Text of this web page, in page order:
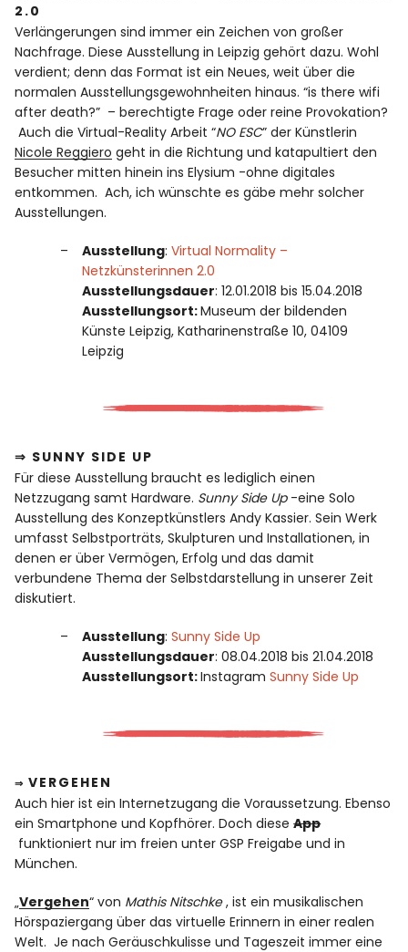
2.0
Verlängerungen sind immer ein Zeichen von großer
Nachfrage. Diese Ausstellung in Leipzig gehört dazu. Wohl
verdient; denn das Format ist ein Neues, weit über die
normalen Ausstellungsgewohnheiten hinaus. “is there wifi
after death?” – berechtigte Frage oder reine Provokation?
Auch die Virtual-Reality Arbeit “NO ESC” der Künstlerin
Nicole Reggiero geht in die Richtung und katapultiert den
Besucher mitten hinein ins Elysium -ohne digitales
entkommen. Ach, ich wünschte es gäbe mehr solcher
Ausstellungen.
Ausstellung:Virtual Normality –
Netzkünsterinnen 2.0
Ausstellungsdauer: 12.01.2018 bis 15.04.2018
Ausstellungsort:Museum der bildenden
Künste Leipzig, Katharinenstraße 10, 04109
Leipzig
⇒ SUNNY SIDE UP
Für diese Ausstellung braucht es lediglich einen
Netzzugang samt Hardware. Sunny Side Up-eine Solo
Ausstellung des Konzeptkünstlers Andy Kassier. Sein Werk
umfasst Selbstporträts, Skulpturen und Installationen, in
denen er über Vermögen, Erfolg und das damit
verbundene Thema der Selbstdarstellung in unserer Zeit
diskutiert.
Ausstellung:Sunny Side Up
Ausstellungsdauer: 08.04.2018 bis 21.04.2018
Ausstellungsort:InstagramSunny Side Up
⇒VERGEHEN
Auch hier ist ein Internetzugang die Voraussetzung. Ebenso
ein Smartphone und Kopfhörer. Doch dieseApp
funktioniert nur im freien unter GSP Freigabe und in
München.
„Vergehen“ von Mathis Nitschke, ist ein musikalischen
Hörspaziergang über das virtuelle Erinnern in einer realen
Welt. Je nach Geräuschkulisse und Tageszeit immer eine